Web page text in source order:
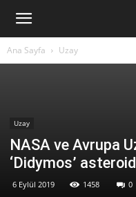
Ana Sayfa Uzay
Uzay
NASA ve Avrupa
‘Didymos’
6 Eylül 2019 1458 0